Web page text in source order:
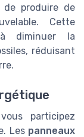
de produire de
Cette
diminuer la
réduisant
participez
Les panneaux